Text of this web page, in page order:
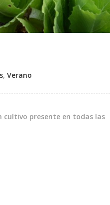
, Verano
cultivo presente en todas las